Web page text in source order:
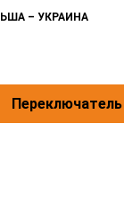
– УКРАИНА